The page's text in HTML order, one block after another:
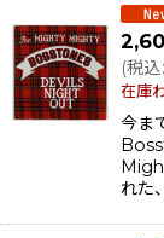
(税込:
在庫
今ま
れた